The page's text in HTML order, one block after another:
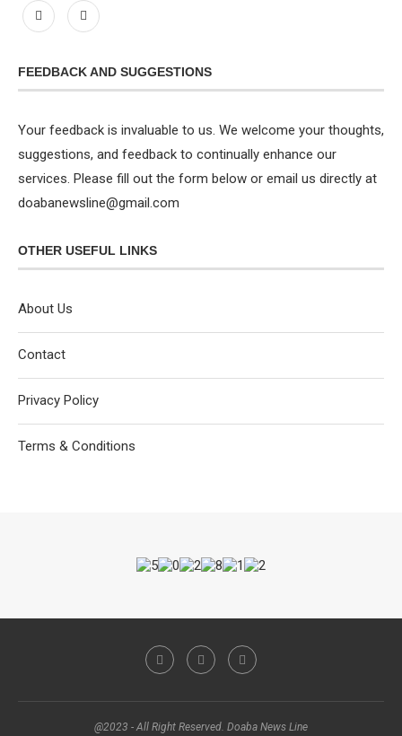
FEEDBACK AND SUGGESTIONS
Your feedback is invaluable to us. We welcome your thoughts,
suggestions, and feedback to continually enhance our
services. Please fill out the form below or email us directly at
doabanewsline@gmail.com
OTHER USEFUL LINKS
About Us
Contact
Privacy Policy
Terms & Conditions
@2023 - All Right Reserved. Doaba News Line